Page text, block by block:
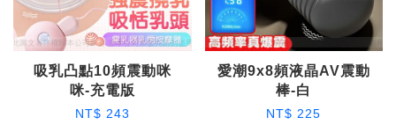
吸乳凸點10頻震動咪
咪-充電版
NT$ 243
愛潮9x8頻液晶AV震動
棒-白
NT$ 225